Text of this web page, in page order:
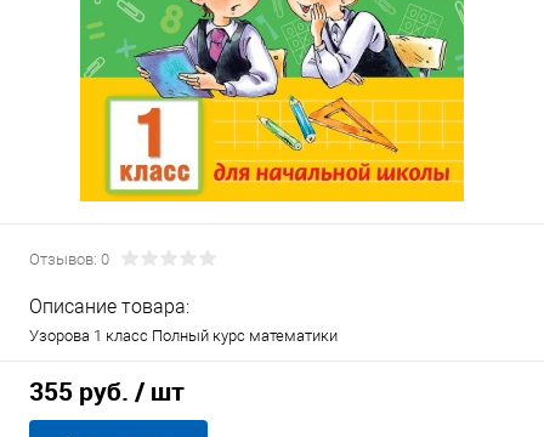
Отзывов: 0
Описание товара:
Узорова 1 класс Полный курс математики
355 руб. / шт